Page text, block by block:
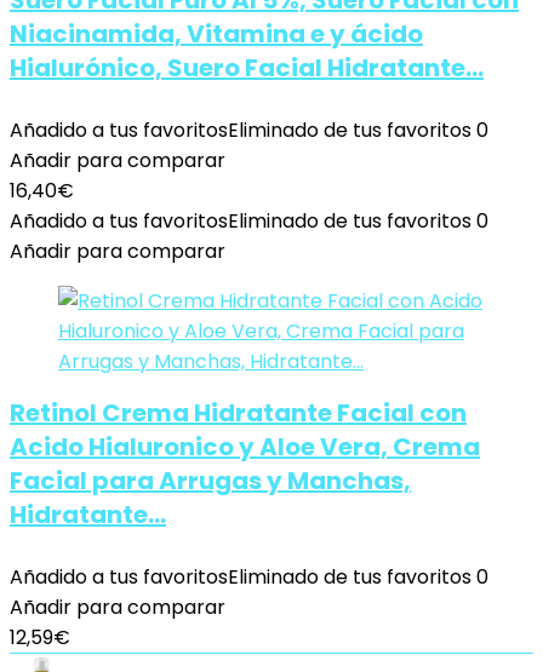
Niacinamida, Vitamina e y ácido
Hialurónico, Suero Facial Hidratante…
Añadido a tus favoritosEliminado de tus favoritos0
Añadir para comparar
16,40€
Añadido a tus favoritosEliminado de tus favoritos0
Añadir para comparar
Retinol Crema Hidratante Facial con
Acido Hialuronico y Aloe Vera, Crema
Facial para Arrugas y Manchas,
Hidratante…
Añadido a tus favoritosEliminado de tus favoritos0
Añadir para comparar
12,59€